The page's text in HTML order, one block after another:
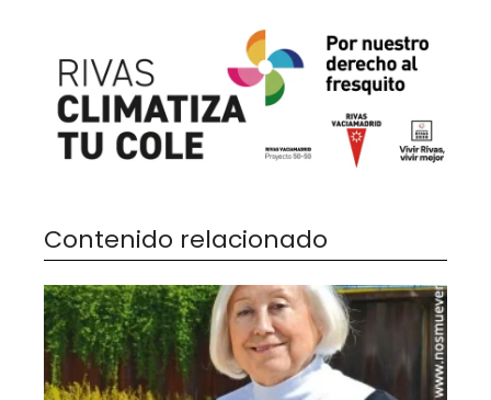
Contenido relacionado